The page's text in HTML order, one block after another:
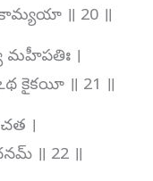
కామ్యయా ॥ 20 ॥
మహీపతిః ।
కైకయీ ॥ 21 ॥
।
॥ 22 ॥